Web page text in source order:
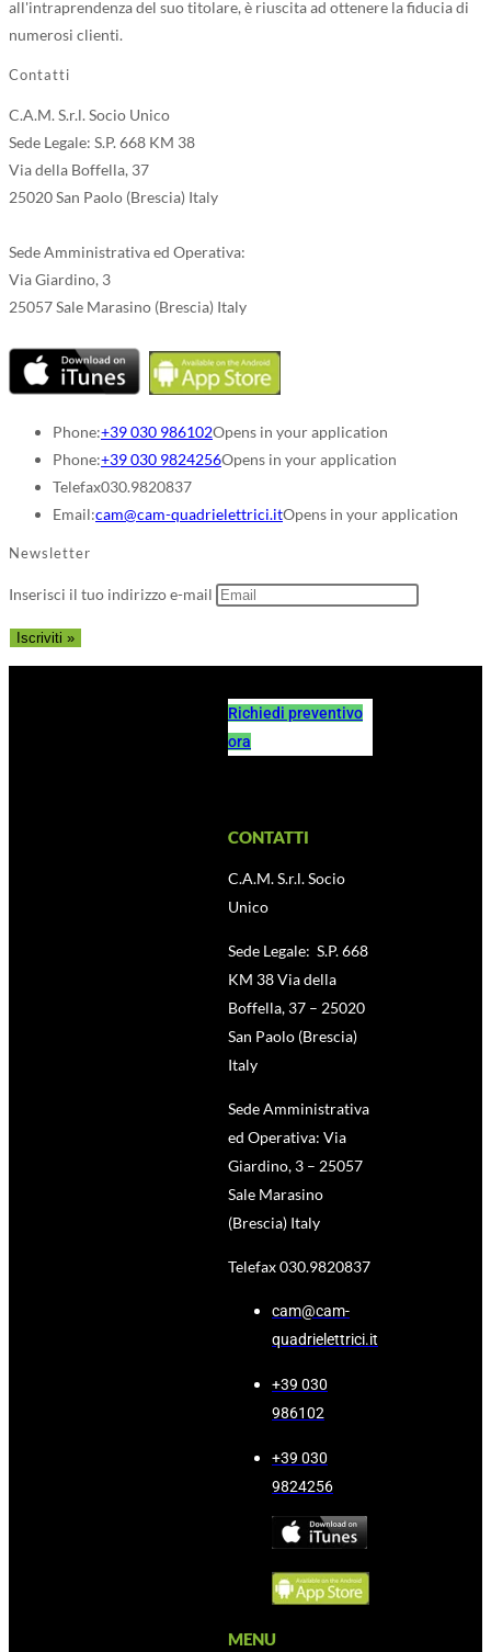
all'intraprendenza del suo titolare, è riuscita ad ottenere la fiducia di
numerosi clienti.
Contatti
C.A.M. S.r.l. Socio Unico
Sede Legale: S.P. 668 KM 38
Via della Boffella, 37
25020 San Paolo (Brescia) Italy
Sede Amministrativa ed Operativa:
Via Giardino, 3
25057 Sale Marasino (Brescia) Italy
Phone:+39 030 986102Opens in your application
Phone:+39 030 9824256Opens in your application
Telefax030.9820837
Email:cam@cam-quadrielettrici.itOpens in your application
Newsletter
Inserisci il tuo indirizzo e-mail
Richiedi preventivo
ora
CONTATTI
C.A.M. S.r.l. Socio
Unico
Sede Legale: S.P. 668
KM 38 Via della
Boffella, 37 – 25020
San Paolo (Brescia)
Italy
Sede Amministrativa
ed Operativa: Via
Giardino, 3 – 25057
Sale Marasino
(Brescia) Italy
Telefax 030.9820837
cam@cam-
quadrielettrici.it
+39 030
986102
+39 030
9824256
MENU